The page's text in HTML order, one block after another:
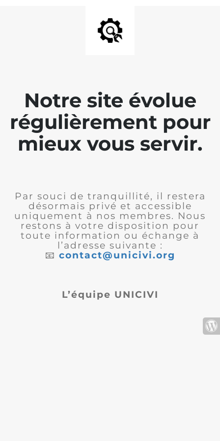
Notre site évolue
régulièrement pour
mieux vous servir.
Par souci de tranquillité, il restera
désormais privé et accessible
uniquement à nos membres. Nous
restons à votre disposition pour
toute information ou échange à
l’adresse suivante :
📧 contact@unicivi.org
L’équipe UNICIVI